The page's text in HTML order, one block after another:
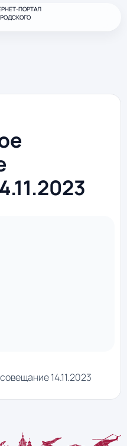
ПОРТАЛ
14.11.2023